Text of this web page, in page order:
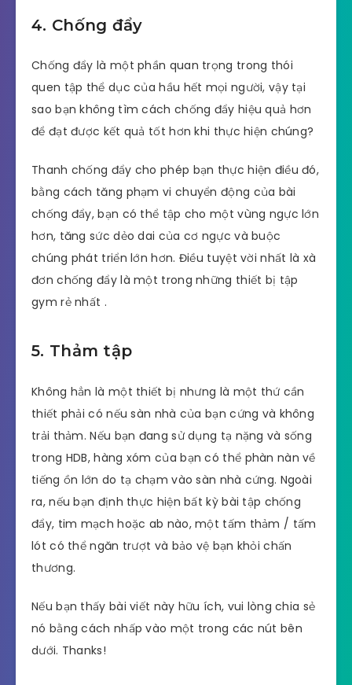
4. Chống đẩy
Chống đẩy là một phần quan trọng trong thói
quen tập thể dục của hầu hết mọi người, vậy tại
sao bạn không tìm cách chống đẩy hiệu quả hơn
để đạt được kết quả tốt hơn khi thực hiện chúng?
Thanh chống đẩy cho phép bạn thực hiện điều đó,
bằng cách tăng phạm vi chuyển động của bài
chống đẩy, bạn có thể tập cho một vùng ngực lớn
hơn, tăng sức dẻo dai của cơ ngực và buộc
chúng phát triển lớn hơn. Điều tuyệt vời nhất là xà
đơn chống đẩy là một trong những thiết bị tập
gym rẻ nhất .
5. Thảm tập
Không hẳn là một thiết bị nhưng là một thứ cần
thiết phải có nếu sàn nhà của bạn cứng và không
trải thảm. Nếu bạn đang sử dụng tạ nặng và sống
trong HDB, hàng xóm của bạn có thể phàn nàn về
tiếng ồn lớn do tạ chạm vào sàn nhà cứng. Ngoài
ra, nếu bạn định thực hiện bất kỳ bài tập chống
đẩy, tim mạch hoặc ab nào, một tấm thảm / tấm
lót có thể ngăn trượt và bảo vệ bạn khỏi chấn
thương.
Nếu bạn thấy bài viết này hữu ích, vui lòng chia sẻ
nó bằng cách nhấp vào một trong các nút bên
dưới. Thanks!